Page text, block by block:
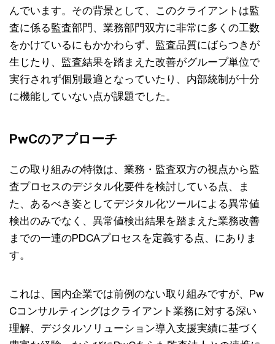
んでいます。その背景として、このクライアントは監
査に係る監査部門、業務部門双方に非常に多くの工数
をかけているにもかかわらず、監査品質にばらつきが
生じたり、監査結果を踏まえた改善がグループ単位で
実行されず個別最適となっていたり、内部統制が十分
に機能していない点が課題でした。
PwCのアプローチ
この取り組みの特徴は、業務・監査双方の視点から監
査プロセスのデジタル化要件を検討している点、ま
た、あるべき姿としてデジタル化ツールによる異常値
検出のみでなく、異常値検出結果を踏まえた業務改善
までの一連のPDCAプロセスを定義する点、にありま
す。
これは、国内企業では前例のない取り組みですが、Pw
Cコンサルティングはクライアント業務に対する深い
理解、デジタルソリューション導入支援実績に基づく